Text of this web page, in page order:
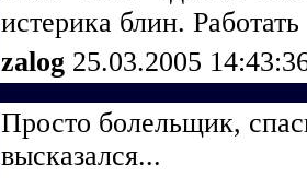
истерика блин.
zalog 25.03.2005
Просто болельщик,
высказался...